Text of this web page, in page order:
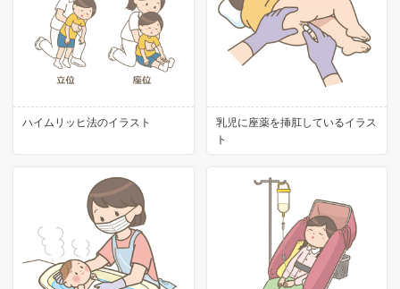
ハイムリッヒ法のイラスト
乳児に座薬を挿肛しているイラス
ト